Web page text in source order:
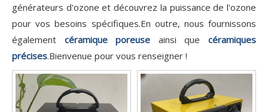
générateurs d'ozone et découvrez la puissance de l'ozone
pour vos besoins spécifiques.En outre, nous fournissons
également céramique poreuse ainsi quecéramiques
précises.Bienvenue pour vous renseigner !